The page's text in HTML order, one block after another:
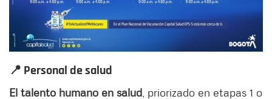
📍 Personal de salud
El talento humano en salud , priorizado en etapas 1 o